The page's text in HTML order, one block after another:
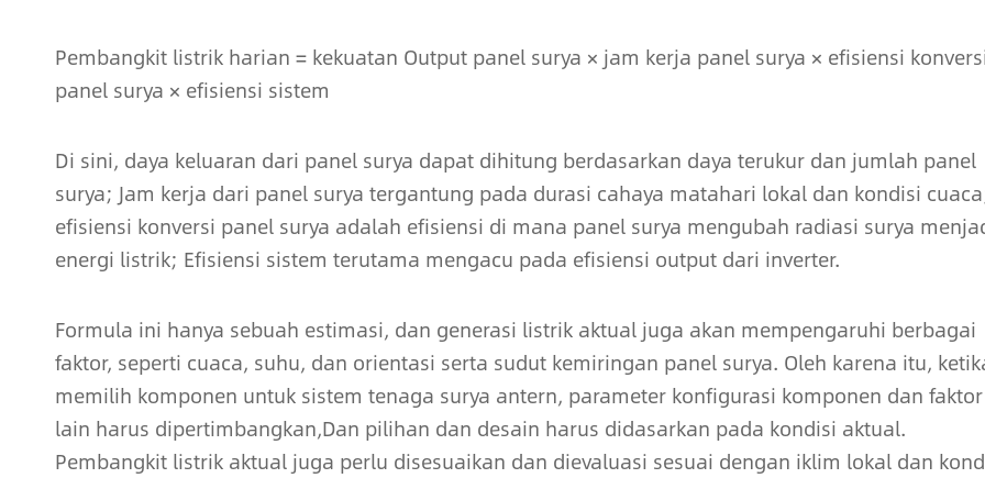
Pembangkit listrik harian = kekuatan Output panel surya × jam kerja panel surya × efisiensi
panel surya × efisiensi sistem
Di sini, daya keluaran dari panel surya dapat dihitung berdasarkan daya terukur dan jumlah panel
surya; Jam kerja dari panel surya tergantung pada durasi cahaya matahari lokal dan kondisi
efisiensi konversi panel surya adalah efisiensi di mana panel surya mengubah radiasi surya
energi listrik; Efisiensi sistem terutama mengacu pada efisiensi output dari inverter.
Formula ini hanya sebuah estimasi, dan generasi listrik aktual juga akan mempengaruhi berbagai
faktor, seperti cuaca, suhu, dan orientasi serta sudut kemiringan panel surya. Oleh karena itu,
memilih komponen untuk sistem tenaga surya antern, parameter konfigurasi komponen dan faktor
lain harus dipertimbangkan,Dan pilihan dan desain harus didasarkan pada kondisi aktual.
Pembangkit listrik aktual juga perlu disesuaikan dan dievaluasi sesuai dengan iklim lokal dan